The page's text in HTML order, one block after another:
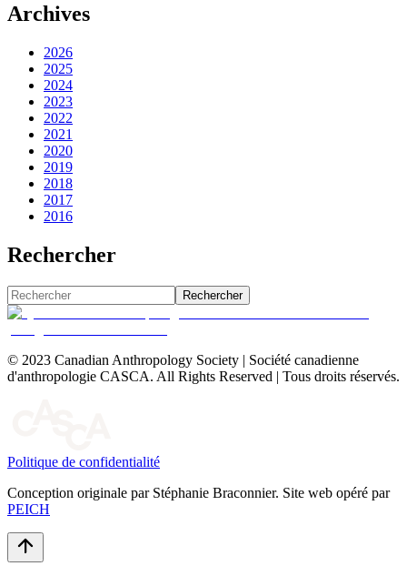
Archives
2026
2025
2024
2023
2022
2021
2020
2019
2018
2017
2016
Rechercher
Rechercher
© 2023 Canadian Anthropology Society | Société canadienne
d'anthropologie CASCA. All Rights Reserved | Tous droits réservés.
Politique de confidentialité
Conception originale par Stéphanie Braconnier. Site web opéré par
PEICH